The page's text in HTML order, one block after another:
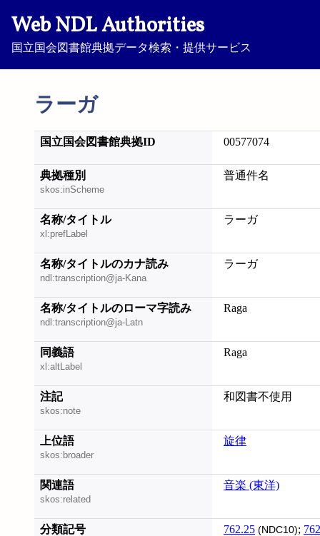
Web NDL Authorities
国立国会図書館典拠データ検索・提供サービス
ラーガ
国立国会図書館典拠ID 00577074
典拠種別
skos:inScheme
普通件名
名称/タイトル
xl:prefLabel
ラーガ
名称/タイトルのカナ読み
ndl:transcription@ja-Kana
ラーガ
名称/タイトルのローマ字読み
ndl:transcription@ja-Latn
Raga
同義語
xl:altLabel
Raga
注記
skos:note
和図書不使用
上位語
skos:broader
旋律
関連語
skos:related
音楽 (東洋)
分類記号 762.25 (NDC10);